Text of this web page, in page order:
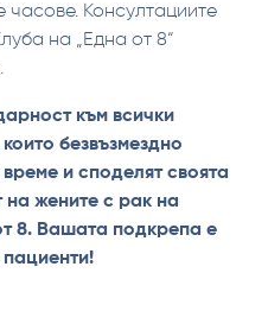
часове. Консултациите
на „Една от 8“
към всички
безвъзмездно
и споделят своята
на жените с рак на
8. Вашата подкрепа е